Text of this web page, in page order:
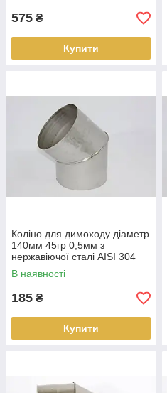
575 ₴
Купити
Коліно для димоходу діаметр
140мм 45гр 0,5мм з
нержавіючої сталі AISI 304
В наявності
185 ₴
Купити